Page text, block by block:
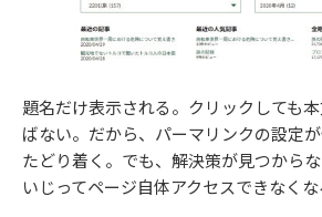
題名だけ表示される。クリックしても
ばない。だから、パーマリンクの設定
たどり着く。でも、解決策が見つから
いじってページ自体アクセスできなくな